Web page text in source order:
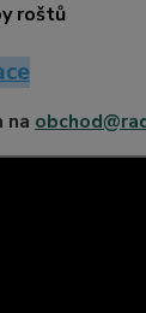
roštů
na